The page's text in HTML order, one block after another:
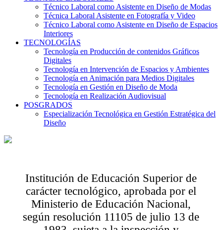
Técnico Laboral como Asistente en Diseño de Modas
Técnica Laboral Asistente en Fotografía y Video
Técnico Laboral como Asistente en Diseño de Espacios
Interiores
TECNOLOGÍAS
Tecnología en Producción de contenidos Gráficos
Digitales
Tecnología en Intervención de Espacios y Ambientes
Tecnología en Animación para Medios Digitales
Tecnología en Gestión en Diseño de Moda
Tecnología en Realización Audiovisual
POSGRADOS
Especialización Tecnológica en Gestión Estratégica del
Diseño
Institución de Educación Superior de
carácter tecnológico, aprobada por el
Ministerio de Educación Nacional,
según resolución 11105 de julio 13 de